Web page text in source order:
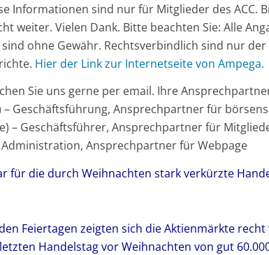
Informationen sind nur für Mitglieder des ACC.
weiter. Vielen Dank. Bitte beachten Sie: Alle
ohne Gewähr. Rechtsverbindlich sind nur
Hier der Link zur Internetseite von Ampega.
Sie uns gerne per email. Ihre
– Geschäftsführung, Ansprechpartner für
– Geschäftsführer, Ansprechpartner für
Administration, Ansprechpartner für Webpage
für die durch Weihnachten stark verkürzte
Feiertagen zeigten sich die Aktienmärkte
Handelstag vor Weihnachten von gut